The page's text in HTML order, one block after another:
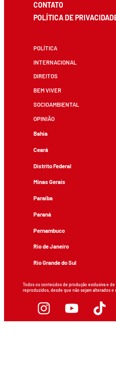
CONTATO
POLÍTICA DE
POLÍTICA
INTERNACIONAL
DIREITOS
BEM VIVER
SOCIOAMBIENTAL
OPINIÃO
Bahia
Ceará
Distrito Federal
Minas Gerais
Paraíba
Paraná
Pernambuco
Rio de Janeiro
Rio Grande do Sul
Todos os conteúdos de produção exclusiva e
reproduzidos, desde que não sejam alterados